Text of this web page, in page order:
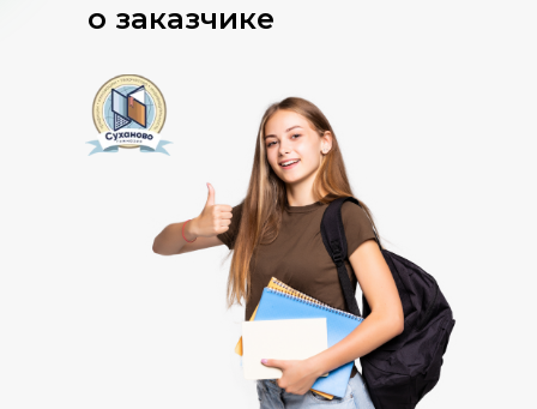
о заказчике